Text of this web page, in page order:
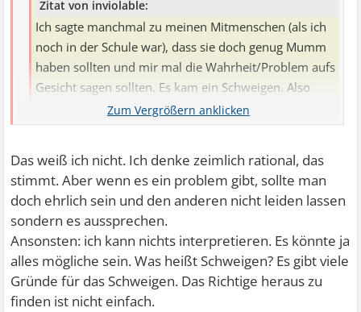
Zitat von inviolable:
Ich sagte manchmal zu meinen Mitmenschen (als ich
noch in der Schule war), dass sie doch genug Mumm
haben sollten und mir mal die Wahrheit/Problem aufs
Gesicht sagen sollten. Es kam ein Schweigen. Also
denke ich, dass mit mir alles stimmt oder dass sie
einfach nur feige sind/waren.
Hast Du auch nicht rationale Gedanken?
Aus A folgt B funktioniert nur im Verstandesdenken.
Wenn Dein Herz aus Stein sein sollte, dann hast Du eben
nur den Verstand, der das Schweigen nicht deuten kann.
Das weiß ich nicht. Ich denke zeimlich rational, das
stimmt. Aber wenn es ein problem gibt, sollte man
doch ehrlich sein und den anderen nicht leiden lassen
sondern es aussprechen.
Ansonsten: ich kann nichts interpretieren. Es könnte ja
alles mögliche sein. Was heißt Schweigen? Es gibt viele
Gründe für das Schweigen. Das Richtige heraus zu
finden ist nicht einfach.